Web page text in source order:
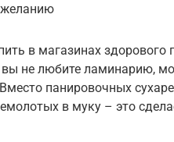
в магазинах здорового
не любите ламинарию,
панировочных
в муку – это